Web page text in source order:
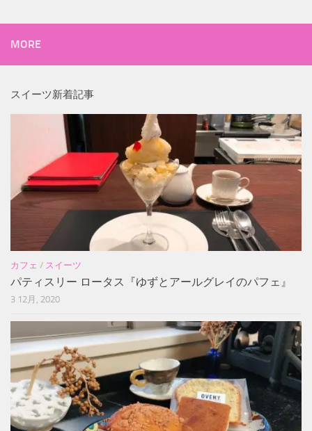
MORE
スイーツ新着記事
カフェ / スイーツ
パティスリー ロータス『ゆずとアールグレイのパフェ』
3 12月, 2020